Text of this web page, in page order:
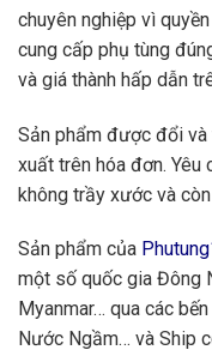
chuyên nghiệp vì
cung cấp phụ tùng
và giá thành hấp dẫn
Sản phẩm được đổi
xuất trên hóa đơn. Yêu
không trầy xước và
Sản phẩm của
một số quốc gia Đông
Myanmar… qua các
Nước Ngầm… và Ship